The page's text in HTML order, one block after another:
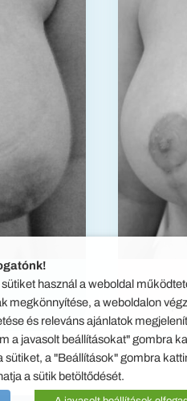
használ a weboldal
megkönnyítése, a weboldalon
és releváns ajánlatok
a javasolt beállításokat" gombra
sütiket, a "Beállítások" gombra
a sütik betöltődését.